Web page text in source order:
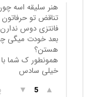
هنر سلیقه اسه
تناقض تو حرفاتون
فانتزی دوس
بعد خودت میگی
هستن؟
همونطور ک شما
خیلی سادس
▲
5
▼